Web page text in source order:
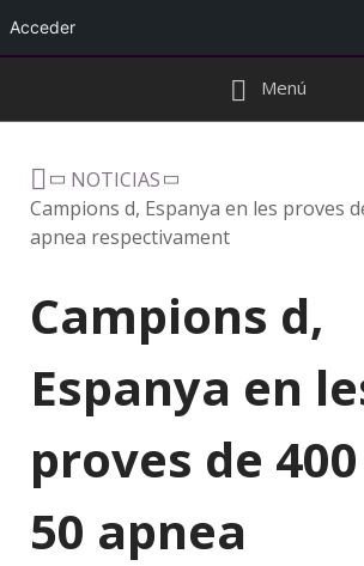
Menú
NOTICIAS
Campions d, Espanya en les proves
apnea respectivament
Campions d,
Espanya en
proves de
50 apnea
Acceder